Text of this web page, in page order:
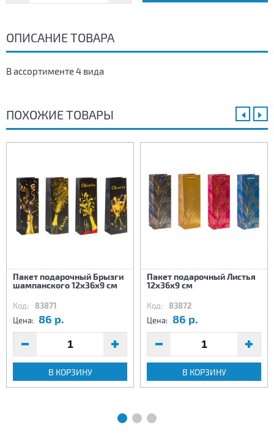
ОПИСАНИЕ ТОВАРА
В ассортименте 4 вида
ПОХОЖИЕ ТОВАРЫ
Пакет подарочный Брызги
шампанского 12х36х9 см
Код: 83871
Цена: 86 р.
В КОРЗИНУ
Пакет подарочный Листья
12х36х9 см
Код: 83872
Цена: 86 р.
В КОРЗИНУ